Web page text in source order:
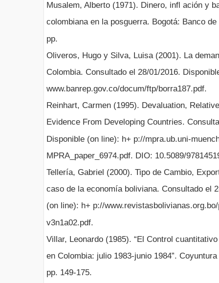
Musalem, Alberto (1971). Dinero, infl ación y
colombiana en la posguerra. Bogotá: Banco
pp.
Oliveros, Hugo y Silva, Luisa (2001). La
Colombia. Consultado el 28/01/2016.
www.banrep.gov.co/docum/ftp/borra187.pdf.
Reinhart, Carmen (1995). Devaluation,
Evidence From Developing Countries.
Disponible (on line): h+ p://mpra.ub.uni-
MPRA_paper_6974.pdf. DIO: 10.5089/
Tellería, Gabriel (2000). Tipo de Cambio,
caso de la economía boliviana. Consultado el
(on line): h+ p://
v3n1a02.pdf.
Villar, Leonardo (1985). “El Control
en Colombia: julio 1983-junio 1984”.
pp. 149-175.